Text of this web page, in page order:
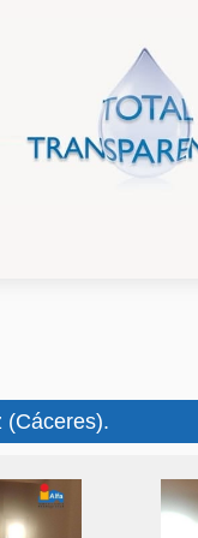
(Cáceres).